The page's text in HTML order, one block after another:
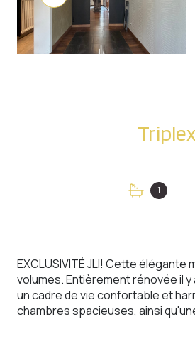
1
EXCLUSIVITÉ JLI! Cette
volumes. Entièrement rénovée il
un cadre de vie confortable et
chambres spacieuses, ainsi